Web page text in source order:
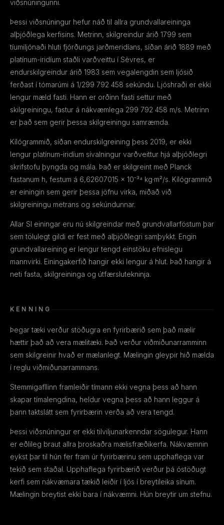
viðsnúningunni.
Þessi viðsnúningur hefur náð til allra grundvallareininga
alþjóðlega kerfisins. Metrinn, skilgreindur árið 1799 sem
tíumiljónaði hluti fjórðungs jarðmeridíans, síðan árið 1889 með
platínum-iridíum staðli varðveittu í Sèvres, er
endurskilgreindur árið 1983 sem vegalengdin sem ljósið
ferðast í tómarúmi á 1/299 792 458 sekúndu. Ljóshraði er ekki
lengur mæld fasti. Hann er orðinn fasti settur með
skilgreiningu, fastur á nákvæmlega 299 792 458 m/s. Metrinn
er það sem gerir þessa skilgreiningu samræmda.
Kílógrammið, síðan endurskilgreining þess 2019, er ekki
lengur platínum-iridíum sívalningur varðveittur hjá alþjóðlegri
skrifstofu þyngda og mála. Það er skilgreint með Planck
fastanum h, festum á 6,62607015 × 10⁻³⁴ kg·m²/s. Kílógrammið
er einingin sem gerir þessa jöfnu virka, miðað við
skilgreiningu metrans og sekúndunnar.
Allar SI einingar eru nú skilgreindar með grundvallarföstum þar
sem tölulegt gildi er fest með alþjóðlegri samþykkt. Engin
grundvallareining er lengur tengd einstöku efnislegu
mannvirki. Einingakerfið hangir ekki lengur á hlut. Það hangir á
neti fasta, skilgreininga og útfærslutekninja.
KENNING
Þegar tæki verður stöðugra en fyrirbærið sem það mælir
hættir það að vera mælitæki. Það verður viðmiðunarramminn
sem skilgreinir hvað er mælanlegt. Mælingin gleypir hið mælda
í reglu viðmiðunarrammans.
Stemmigafllinn framleiðir tímann ekki vegna þess að hann
skapar tímalengdina, heldur vegna þess að hann leggur á
þann taktslátt sem fyrirbærin verða að vera tengd.
Þessi viðsnúningur er ekki tilviljunarkenndar sögulegur. Hann
er eðlileg braut allra þroskaðra mælisfræðikerfa. Nákvæmnin
eykst þar til hún fer fram úr fyrirbærinu sem upphaflega var
tekið sem staðal. Upphaflega fyrirbærið verður þá óstöðugt
kerfi sem nákvæmara tækið leiðir í ljós í breytileika sínum.
Mælingin breytist ekki bara í nákvæmni. Hún breytir um stefnu.